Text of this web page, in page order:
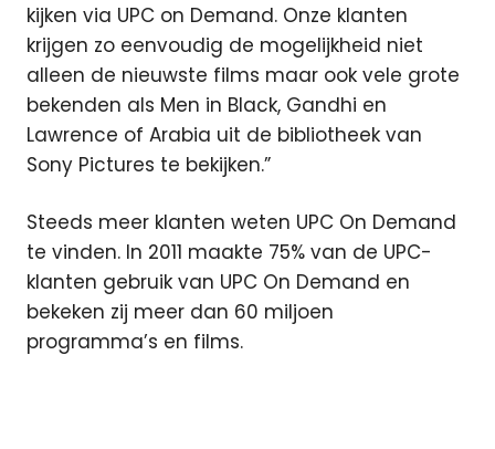
kijken via UPC on Demand. Onze klanten
krijgen zo eenvoudig de mogelijkheid niet
alleen de nieuwste films maar ook vele grote
bekenden als Men in Black, Gandhi en
Lawrence of Arabia uit de bibliotheek van
Sony Pictures te bekijken.”
Steeds meer klanten weten UPC On Demand
te vinden. In 2011 maakte 75% van de UPC-
klanten gebruik van UPC On Demand en
bekeken zij meer dan 60 miljoen
programma’s en films.